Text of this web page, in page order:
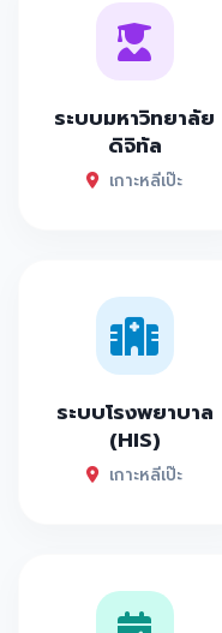
ระบบมหาวิทยาลัย
ดิจิทัล
เกาะหลีเป๊ะ
ระบบโรงพยาบาล
(HIS)
เกาะหลีเป๊ะ